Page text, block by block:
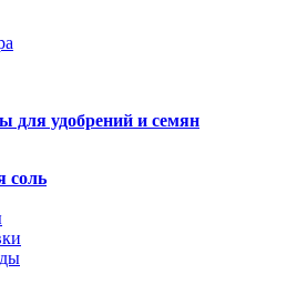
для удобрений и семян
соль